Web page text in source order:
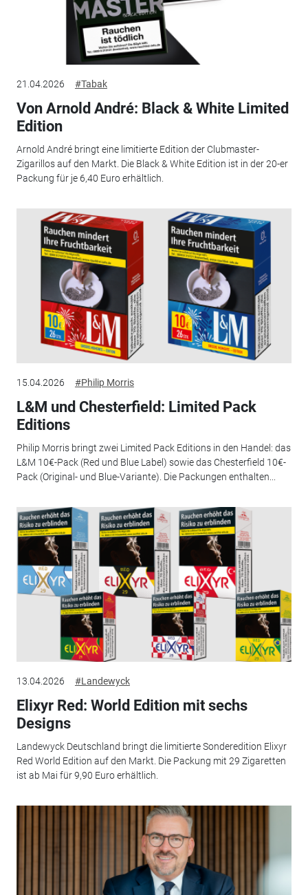
21.04.2026 #Tabak
Von Arnold André: Black & White Limited
Edition
Arnold André bringt eine limitierte Edition der Clubmaster-
Zigarillos auf den Markt. Die Black & White Edition ist in der 20-er
Packung für je 6,40 Euro erhältlich.
15.04.2026 #Philip Morris
L&M und Chesterfield: Limited Pack
Editions
Philip Morris bringt zwei Limited Pack Editions in den Handel: das
L&M 10€-Pack (Red und Blue Label) sowie das Chesterfield 10€-
Pack (Original- und Blue-Variante). Die Packungen enthalten...
13.04.2026 #Landewyck
Elixyr Red: World Edition mit sechs
Designs
Landewyck Deutschland bringt die limitierte Sonderedition Elixyr
Red World Edition auf den Markt. Die Packung mit 29 Zigaretten
ist ab Mai für 9,90 Euro erhältlich.